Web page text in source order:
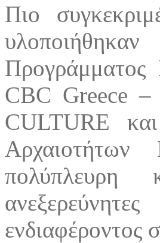
Πιο
CBC Greece
CULTURE
Αρχαιοτήτων
πολύπλευρη
ενδιαφέροντος